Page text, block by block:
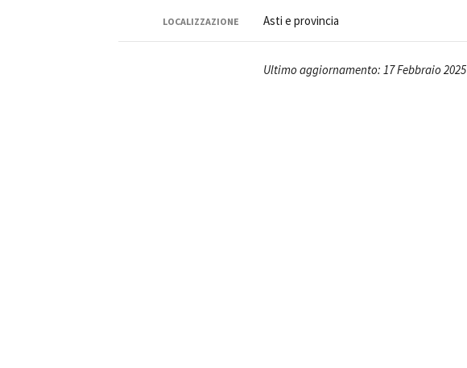
LOCALIZZAZIONE Asti e provincia
Ultimo aggiornamento: 17 Febbraio 2025